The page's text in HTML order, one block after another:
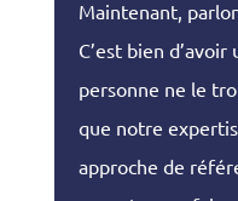
Maintenant,
C’est bien
personne ne le
que notre
approche de